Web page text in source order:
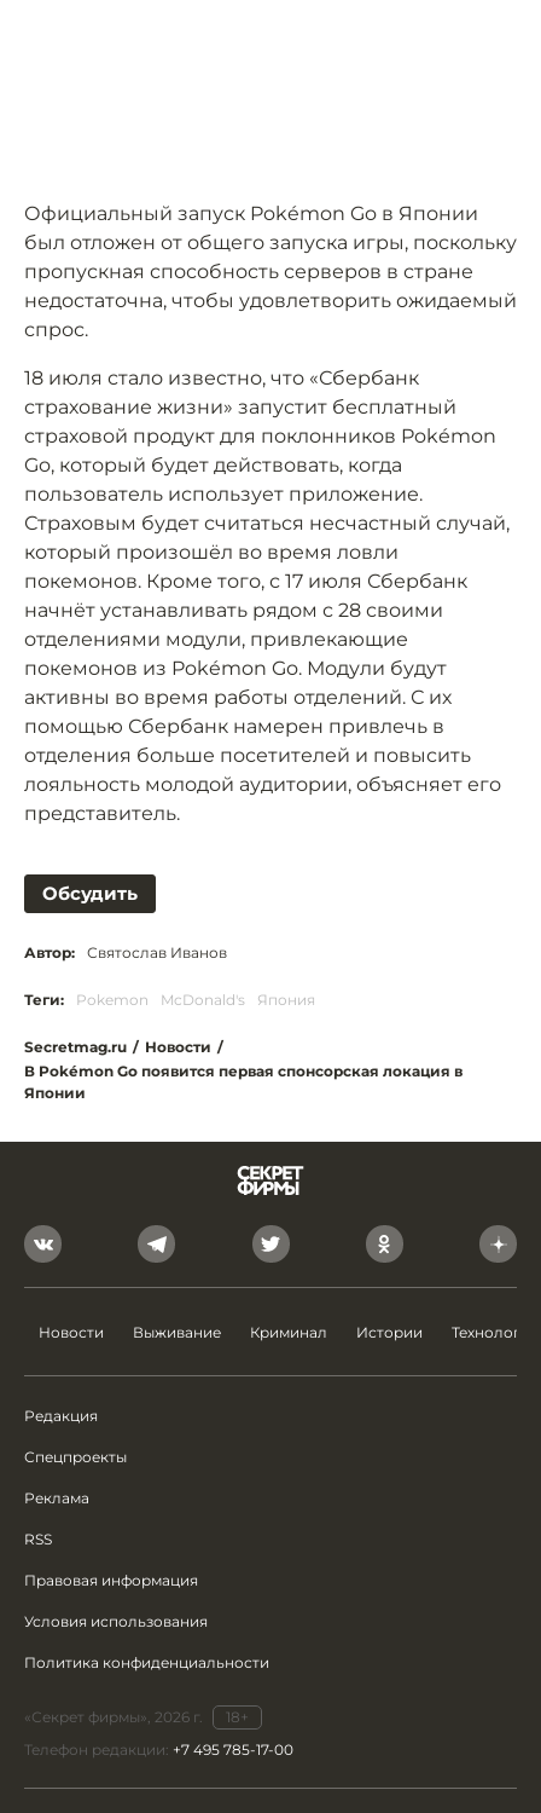
Официальный запуск Pokémon Go в Японии
был отложен от общего запуска игры, поскольку
пропускная способность серверов в стране
недостаточна, чтобы удовлетворить ожидаемый
спрос.
18 июля стало известно, что «Сбербанк
страхование жизни» запустит бесплатный
страховой продукт для поклонников Pokémon
Go, который будет действовать, когда
пользователь использует приложение.
Страховым будет считаться несчастный случай,
который произошёл во время ловли
покемонов. Кроме того, с 17 июля Сбербанк
начнёт устанавливать рядом с 28 своими
отделениями модули, привлекающие
покемонов из Pokémon Go. Модули будут
активны во время работы отделений. С их
помощью Сбербанк намерен привлечь в
отделения больше посетителей и повысить
лояльность молодой аудитории, объясняет его
представитель.
Обсудить
Автор: Святослав Иванов
Теги: Pokemon McDonald's Япония
Secretmag.ru / Новости /
В Pokémon Go появится первая спонсорская локация в
Японии
Новости Выживание Криминал Истории Технологии
Редакция
Спецпроекты
Реклама
RSS
Правовая информация
Условия использования
Политика конфиденциальности
«Секрет фирмы», 2026 г.
18+
Телефон редакции: +7 495 785-17-00